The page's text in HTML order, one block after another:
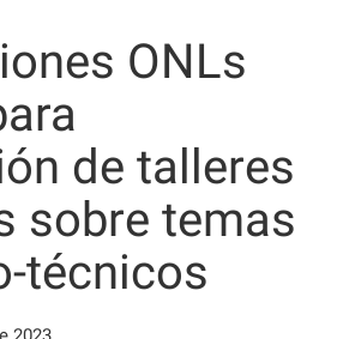
ONLs
de talleres
sobre temas
técnicos